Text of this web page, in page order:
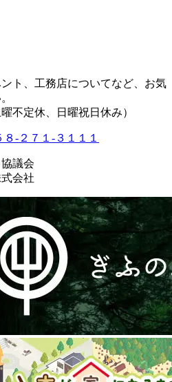
ト、工務店についてなど、お気
不定休、日曜祝日休み）
８-２７１-３１１１
議会
会社